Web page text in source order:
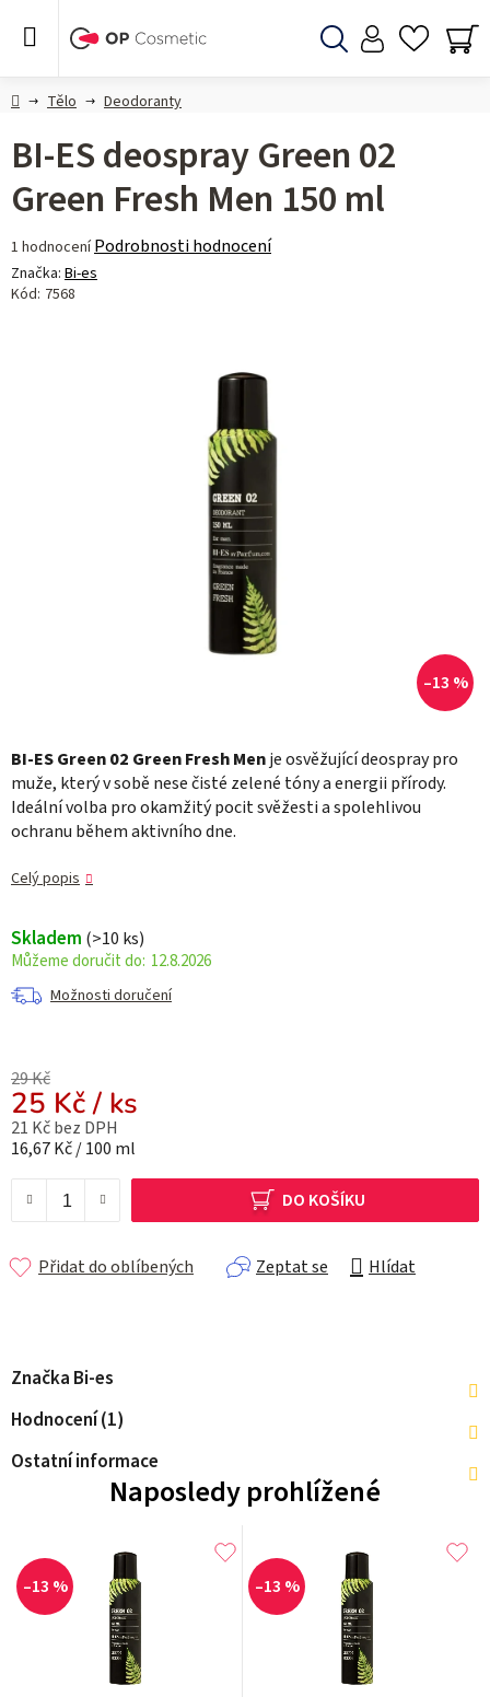
DomůTělo Deodoranty
BI-ES Green 02 Green Fresh Menje osvěžující deospray pro
muže, který v sobě nese čisté zelené tóny a energii přírody.
Ideální volba pro okamžitý pocit svěžesti a spolehlivou
ochranu během aktivního dne.
Celý popis
Skladem (>10 ks)
12.8.2026
Možnosti doručení
29 Kč
25 Kč/ ks
21 Kč bez DPH
Měrná cena:
16,67 Kč / 100 ml
DO KOŠÍKU
Zeptat se Hlídat
Přidat do oblíbených
BI-ES deospray Green 02
Green Fresh Men 150 ml
Průměrné
hodnocení
produktu
1 hodnocení Podrobnosti hodnocení
Značka: Bi-es
Kód: 7568
–13 %
Značka Bi-es
Hodnocení (1)
Ostatní informace
Naposledy prohlížené
–13 % –13 %